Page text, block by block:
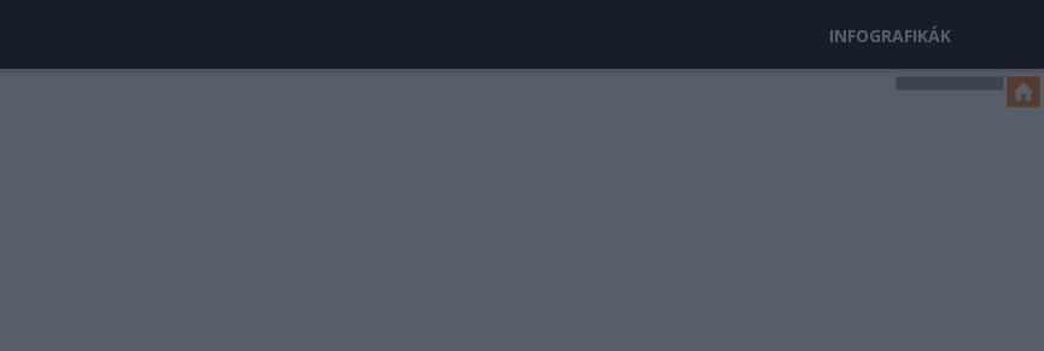
INFOGRAFIKÁK